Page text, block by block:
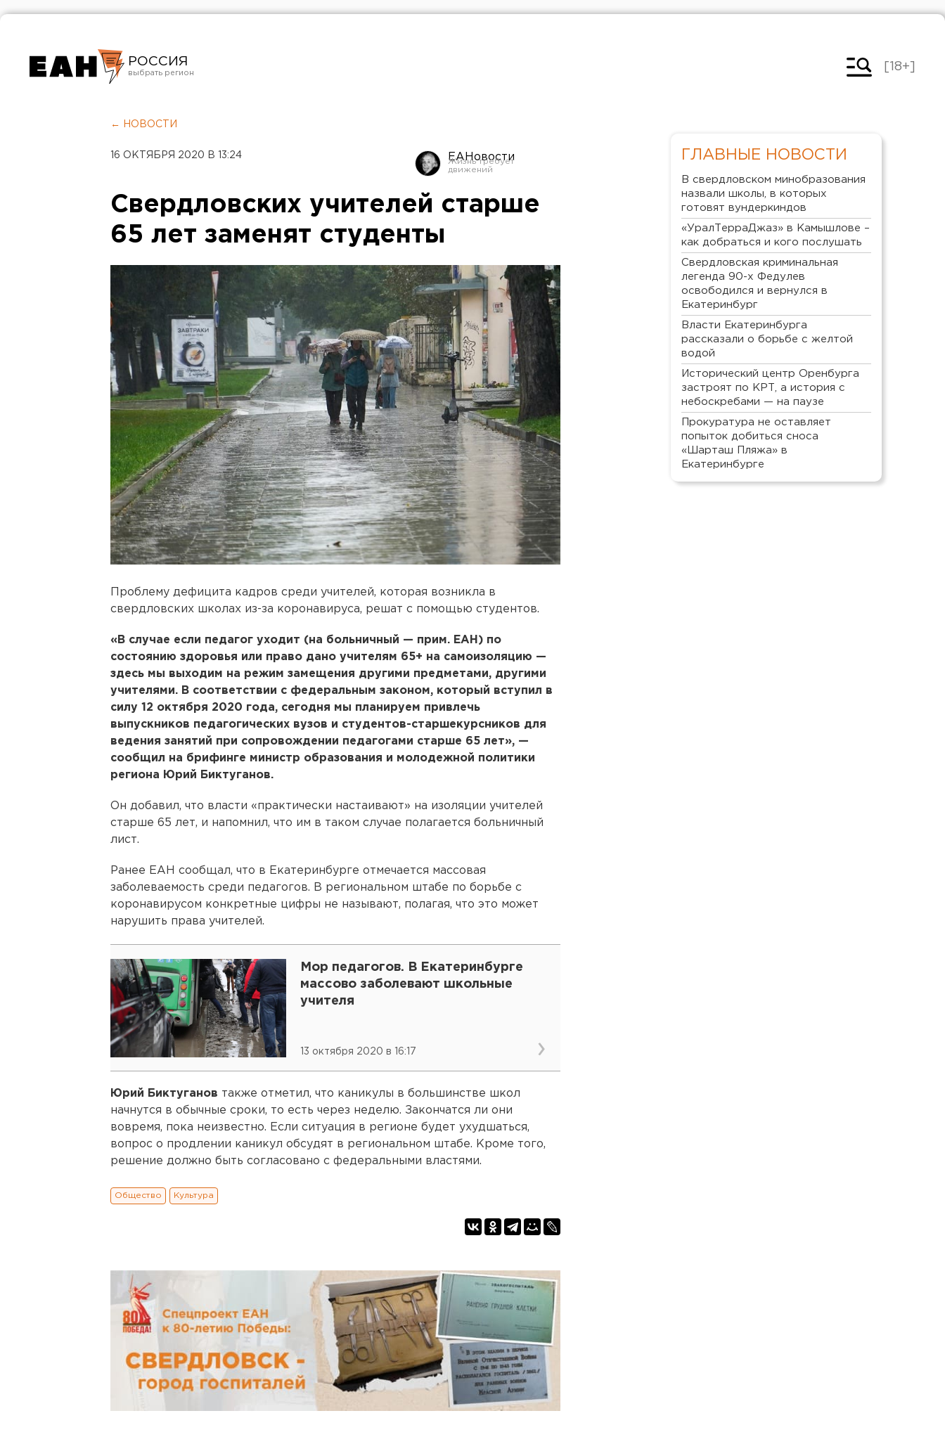
РОССИЯ
Челябинск
[18+]
← НОВОСТИ
16 ОКТЯБРЯ 2020 В 13:24 ЕАНовости
Свердловских учителей старше
65 лет заменят студенты
Проблему дефицита кадров среди учителей, которая возникла в
свердловских школах из-за коронавируса, решат с помощью студентов.
«В случае если педагог уходит (на больничный — прим. ЕАН) по
состоянию здоровья или право дано учителям 65+ на самоизоляцию —
здесь мы выходим на режим замещения другими предметами, другими
учителями. В соответствии с федеральным законом, который вступил в
силу 12 октября 2020 года, сегодня мы планируем привлечь
выпускников педагогических вузов и студентов-старшекурсников для
ведения занятий при сопровождении педагогами старше 65 лет», —
сообщил на брифинге министр образования и молодежной политики
региона Юрий Биктуганов.
Он добавил, что власти «практически настаивают» на изоляции учителей
старше 65 лет, и напомнил, что им в таком случае полагается больничный
лист.
Ранее ЕАН сообщал, что в Екатеринбурге отмечается массовая
заболеваемость среди педагогов. В региональном штабе по борьбе с
коронавирусом конкретные цифры не называют, полагая, что это может
нарушить права учителей.
Мор педагогов. В Екатеринбурге
массово заболевают школьные
учителя
13 октября 2020 в 16:17
Юрий Биктуганов также отметил, что каникулы в большинстве школ
начнутся в обычные сроки, то есть через неделю. Закончатся ли они
вовремя, пока неизвестно. Если ситуация в регионе будет ухудшаться,
вопрос о продлении каникул обсудят в региональном штабе. Кроме того,
решение должно быть согласовано с федеральными властями.
Общество Культура
ГЛАВНЫЕ НОВОСТИ
В свердловском минобразования
назвали школы, в которых
готовят вундеркиндов
«УралТерраДжаз» в Камышлове –
как добраться и кого послушать
Свердловская криминальная
легенда 90-х Федулев
освободился и вернулся в
Екатеринбург
Власти Екатеринбурга
рассказали о борьбе с желтой
водой
Исторический центр Оренбурга
застроят по КРТ, а история с
небоскребами — на паузе
Прокуратура не оставляет
попыток добиться сноса
«Шарташ Пляжа» в
Екатеринбурге